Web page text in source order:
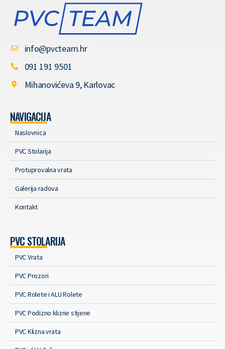
info@pvcteam.hr
091 191 9501
Mihanovićeva 9, Karlovac
NAVIGACIJA
Naslovnica
PVC Stolarija
Protuprovalna vrata
Galerija radova
Kontakt
PVC STOLARIJA
PVC Vrata
PVC Prozori
PVC Rolete i ALU Rolete
PVC Podizno klizne stijene
PVC Klizna vrata